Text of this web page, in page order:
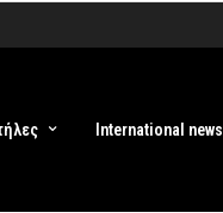
International news